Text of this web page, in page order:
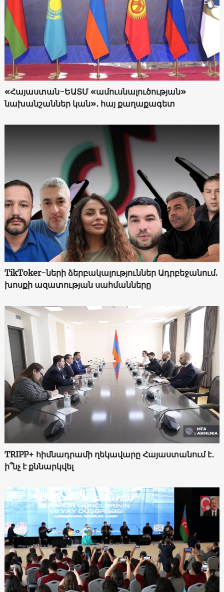
«Հայաստան-ԵԱՏՄ «ամուսնալուծության»
նախանշաններ կան»․ հայ քաղաքագետ
TikToker-ների ձերբակալություններ Ադրբեջանում.
խոսքի ազատության սահմանները
TRIPP+ հիմնադրամի ղեկավարը Հայաստանում է․
ի՞նչ է քննարկվել